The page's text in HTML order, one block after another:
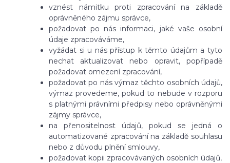
vznést námitku proti zpracování na základě
oprávněného zájmu správce,
požadovat po nás informaci, jaké vaše osobní
údaje zpracováváme,
vyžádat si u nás přístup k těmto údajům a tyto
nechat aktualizovat nebo opravit, popřípadě
požadovat omezení zpracování,
požadovat po nás výmaz těchto osobních údajů,
výmaz provedeme, pokud to nebude v rozporu
s platnými právními předpisy nebo oprávněnými
zájmy správce,
na přenositelnost údajů, pokud se jedná o
automatizované zpracování na základě souhlasu
nebo z důvodu plnění smlouvy,
požadovat kopii zpracovávaných osobních údajů,